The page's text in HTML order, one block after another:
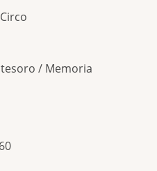
/ Memoria